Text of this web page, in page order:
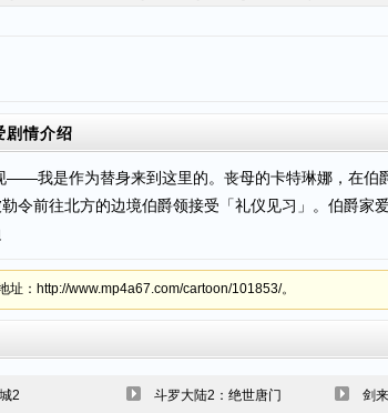
剧情介绍
——我是作为替身来到这里的。丧母的卡特琳娜，在伯
令前往北方的边境伯爵领接受「礼仪见习」。伯爵家
址：http://www.mp4a67.com/cartoon/101853/。
2 斗罗大陆2：绝世唐门 剑